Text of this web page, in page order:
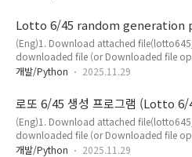
html source : Loading... 로또 6/
version : 0.2 date : 2025-01-06 (Y-M-D)
Lotto 6/45 random generation
(Eng)1. Download attached
downloaded file (or Downloaded file
운로드(lotto645_v31.html)2. 다운로드 파일
6/45&nbsp;&nbsp;&nbsp;&nbsp;Lotto
05-28 (Y-M-D) author : gangserver ..
개발/Python 2025.11.29
로또 6/45 생성 프로그램 (Lotto
(Eng)1. Download attached
downloaded file (or Downloaded file
운로드(lotto645_v31.html)2. 다운로드 파일
개발/Python 2025.11.29